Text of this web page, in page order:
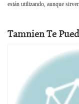
están utilizando, aunque
Tamnien Te